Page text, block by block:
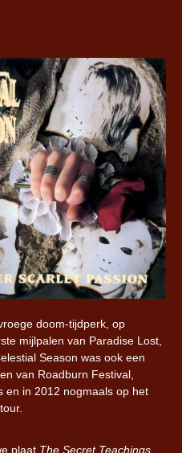
doom-tijdperk, op
mijlpalen van Paradise Lost,
Season was ook een
van Roadburn Festival,
en in 2012 nogmaals op het
plaat The Secret Teachings